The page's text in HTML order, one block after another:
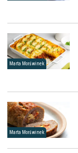
Marta Morświnek
Marta Morświnek